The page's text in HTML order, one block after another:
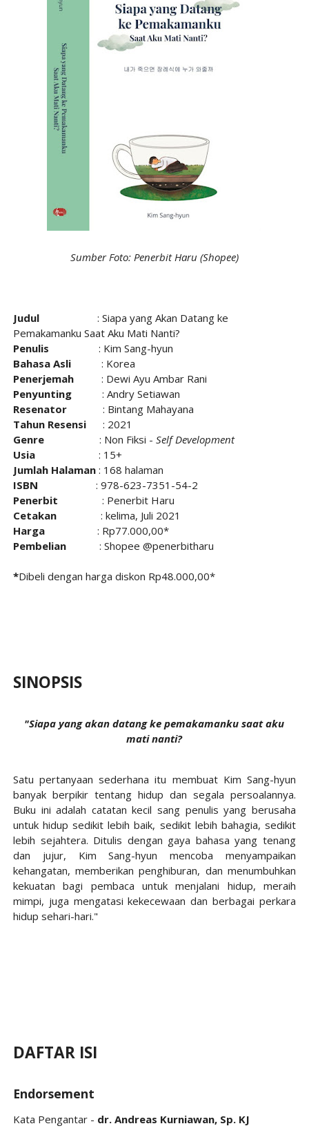
Sumber Foto: Penerbit Haru (Shopee)
Judul : Siapa yang Akan Datang ke
Pemakamanku Saat Aku Mati Nanti?
Penulis
: Kim Sang-hyun
Bahasa Asli
: Korea
Penerjemah
: Dewi Ayu Ambar Rani
Penyunting
: Andry Setiawan
Resenator
: Bintang Mahayana
Tahun Resensi
: 2021
Genre
: Non Fiksi - Self Development
Usia
: 15+
Jumlah Halaman: 168 halaman
ISBN : 978-623-7351-54-2
Penerbit
: Penerbit Haru
Cetakan
: kelima, Juli 2021
Harga
: Rp77.000,00*
Pembelian
: Shopee @penerbitharu
*Dibeli dengan harga diskon Rp48.000,00*
SINOPSIS
"Siapa yang akan datang ke pemakamanku saat aku
mati nanti?
Satu pertanyaan sederhana itu membuat Kim Sang-hyun
banyak berpikir tentang hidup dan segala persoalannya.
Buku ini adalah catatan kecil sang penulis yang berusaha
untuk hidup sedikit lebih baik, sedikit lebih bahagia, sedikit
lebih sejahtera. Ditulis dengan gaya bahasa yang tenang
dan jujur, Kim Sang-hyun mencoba menyampaikan
kehangatan, memberikan penghiburan, dan menumbuhkan
kekuatan bagi pembaca untuk menjalani hidup, meraih
mimpi, juga mengatasi kekecewaan dan berbagai perkara
hidup sehari-hari."
DAFTAR ISI
Endorsement
Kata Pengantar - dr. Andreas Kurniawan, Sp. KJ